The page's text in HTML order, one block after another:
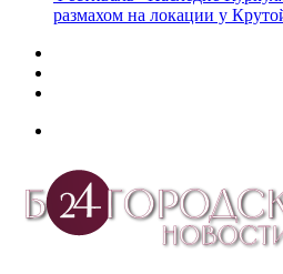
размахом на локации у